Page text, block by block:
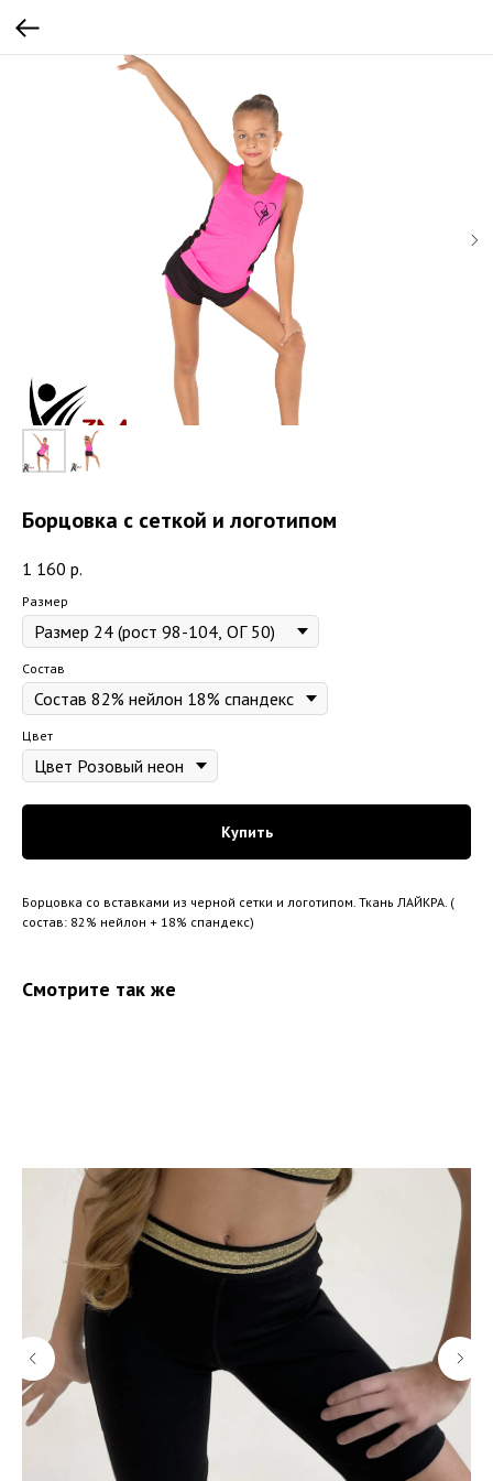
Борцовка с сеткой и логотипом
1 160 р.
Размер
Состав
Цвет
Купить
Борцовка со вставками из черной сетки и логотипом. Ткань ЛАЙКРА. (
состав: 82% нейлон + 18% спандекс)
Смотрите так же